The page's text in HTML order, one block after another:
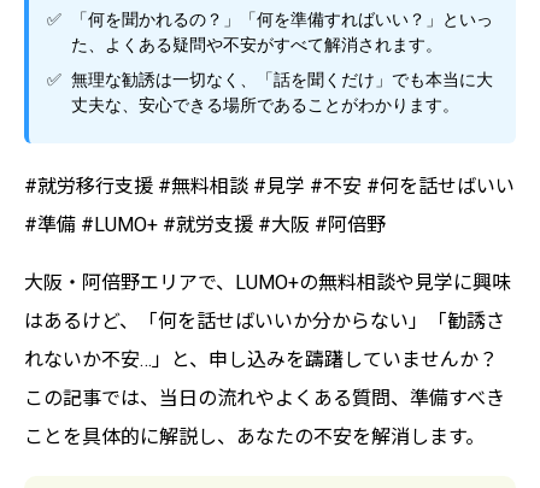
「何を聞かれるの？」「何を準備すればいい？」といっ
た、よくある疑問や不安がすべて解消されます。
無理な勧誘は一切なく、「話を聞くだけ」でも本当に大
丈夫な、安心できる場所であることがわかります。
#就労移行支援 #無料相談 #見学 #不安 #何を話せばいい
#準備 #LUMO+ #就労支援 #大阪 #阿倍野
大阪・阿倍野エリアで、LUMO+の無料相談や見学に興味
はあるけど、「何を話せばいいか分からない」「勧誘さ
れないか不安…」と、申し込みを躊躇していませんか？
この記事では、当日の流れやよくある質問、準備すべき
ことを具体的に解説し、あなたの不安を解消します。